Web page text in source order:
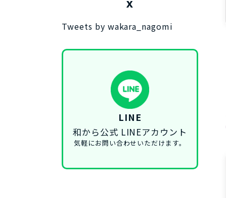
X
Tweets by wakara_nagomi
LINE
和から公式 LINEアカウント
気軽にお問い合わせいただけます。